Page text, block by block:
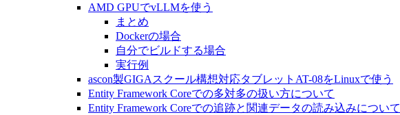
AMD GPUでvLLMを使う
まとめ
Dockerの場合
自分でビルドする場合
実行例
ascon製GIGAスクール構想対応タブレットAT-08をLinuxで使う
Entity Framework Coreでの多対多の扱い方について
Entity Framework Coreでの追跡と関連データの読み込みについて